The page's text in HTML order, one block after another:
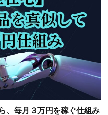
、毎月３万円を稼ぐ仕組み